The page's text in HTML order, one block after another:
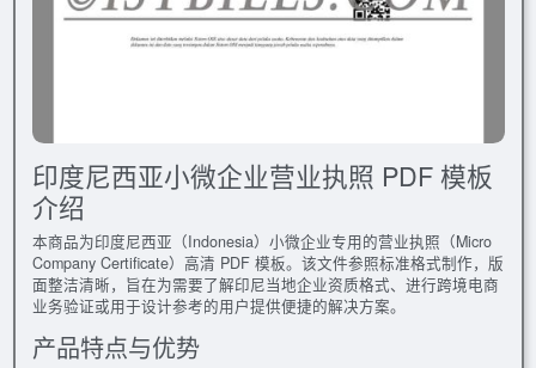
印度尼西亚小微企业营业执照 PDF 模板
介绍
本商品为印度尼西亚（Indonesia）小微企业专用的营业执照（Micro
Company Certificate）高清 PDF 模板。该文件参照标准格式制作，版
面整洁清晰，旨在为需要了解印尼当地企业资质格式、进行跨境电商
业务验证或用于设计参考的用户提供便捷的解决方案。
产品特点与优势